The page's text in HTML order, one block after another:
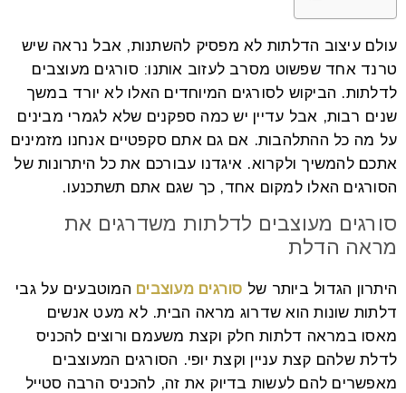
עולם עיצוב הדלתות לא מפסיק להשתנות, אבל נראה שיש
טרנד אחד שפשוט מסרב לעזוב אותנו: סורגים מעוצבים
לדלתות. הביקוש לסורגים המיוחדים האלו לא יורד במשך
שנים רבות, אבל עדיין יש כמה ספקנים שלא לגמרי מבינים
על מה כל ההתלהבות. אם גם אתם סקפטיים אנחנו מזמינים
אתכם להמשיך ולקרוא. איגדנו עבורכם את כל היתרונות של
הסורגים האלו למקום אחד, כך שגם אתם תשתכנעו.
סורגים מעוצבים לדלתות משדרגים את
מראה הדלת
היתרון הגדול ביותר של סורגים מעוצבים המוטבעים על גבי
דלתות שונות הוא שדרוג מראה הבית. לא מעט אנשים
מאסו במראה דלתות חלק וקצת משעמם ורוצים להכניס
לדלת שלהם קצת עניין וקצת יופי. הסורגים המעוצבים
מאפשרים להם לעשות בדיוק את זה, להכניס הרבה סטייל